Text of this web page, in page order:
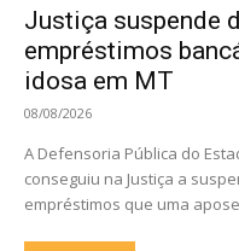
Justiça suspende
empréstimos
idosa em MT
08/08/2026
A Defensoria Pública do
conseguiu na Justiça a
empréstimos que uma